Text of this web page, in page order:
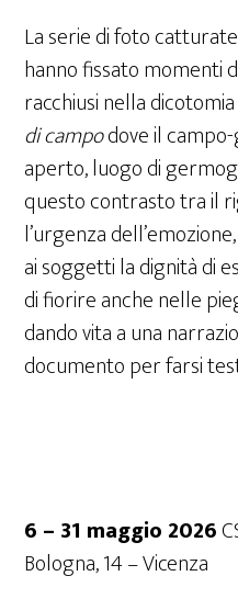
La serie di foto
hanno fissato momenti
racchiusi nella
di campodove il
aperto, luogo di
questo contrasto tra il
l’urgenza
ai soggetti la dignità di
di fiorire anche nelle
dando vita a una
documento per farsi
6 – 31 maggio 2026
Bologna, 14 – Vicenza